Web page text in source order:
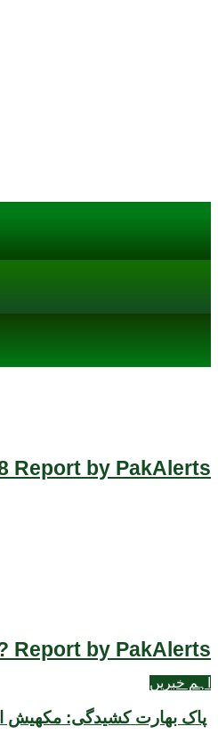
Report by PakAlerts
Report by PakAlerts
اہم خبریں
پاک بھارت کشیدگی: مکھیش